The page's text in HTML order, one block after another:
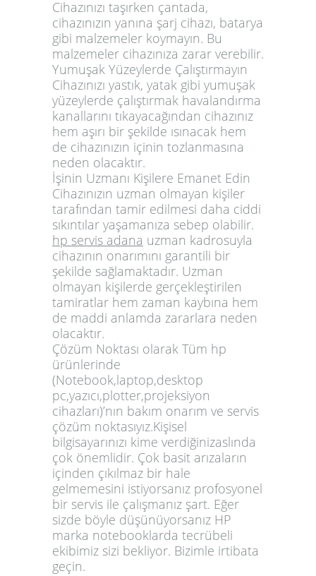
Cihazınızı taşırken çantada,
cihazınızın yanına şarj cihazı, batarya
gibi malzemeler koymayın. Bu
malzemeler cihazınıza zarar verebilir.
Yumuşak Yüzeylerde Çalıştırmayın
Cihazınızı yastık, yatak gibi yumuşak
yüzeylerde çalıştırmak havalandırma
kanallarını tıkayacağından cihazınız
hem aşırı bir şekilde ısınacak hem
de cihazınızın içinin tozlanmasına
neden olacaktır.
İşinin Uzmanı Kişilere Emanet Edin
Cihazınızın uzman olmayan kişiler
tarafından tamir edilmesi daha ciddi
sıkıntılar yaşamanıza sebep olabilir.
hp servis adana uzman kadrosuyla
cihazının onarımını garantili bir
şekilde sağlamaktadır. Uzman
olmayan kişilerde gerçekleştirilen
tamiratlar hem zaman kaybına hem
de maddi anlamda zararlara neden
olacaktır.
Çözüm Noktası olarak Tüm hp
ürünlerinde
(Notebook,laptop,desktop
pc,yazıcı,plotter,projeksiyon
cihazları)’nın bakım onarım ve servis
çözüm noktasıyız.Kişisel
bilgisayarınızı kime verdiğinizaslında
çok önemlidir. Çok basit arızaların
içinden çıkılmaz bir hale
gelmemesini istiyorsanız profosyonel
bir servis ile çalışmanız şart. Eğer
sizde böyle düşünüyorsanız HP
marka notebooklarda tecrübeli
ekibimiz sizi bekliyor. Bizimle irtibata
geçin.